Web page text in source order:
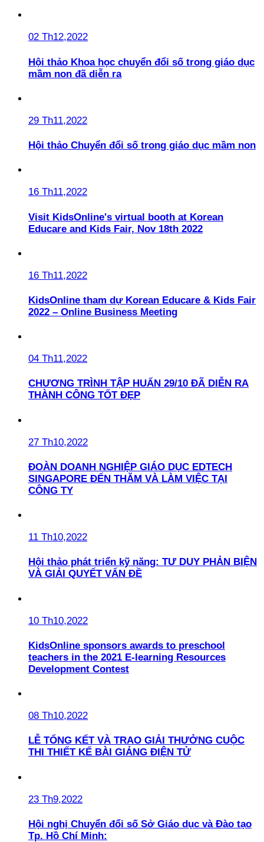
02 Th12,2022
Hội thảo Khoa học chuyển đổi số trong giáo dục
mầm non đã diễn ra
29 Th11,2022
Hội thảo Chuyển đổi số trong giáo dục mầm non
16 Th11,2022
Visit KidsOnline's virtual booth at Korean
Educare and Kids Fair, Nov 18th 2022
16 Th11,2022
KidsOnline tham dự Korean Educare & Kids Fair
2022 – Online Business Meeting
04 Th11,2022
CHƯƠNG TRÌNH TẬP HUẤN 29/10 ĐÃ DIỄN RA
THÀNH CÔNG TỐT ĐẸP
27 Th10,2022
ĐOÀN DOANH NGHIỆP GIÁO DỤC EDTECH
SINGAPORE ĐẾN THĂM VÀ LÀM VIỆC TẠI
CÔNG TY
11 Th10,2022
Hội thảo phát triển kỹ năng: TƯ DUY PHẢN BIỆN
VÀ GIẢI QUYẾT VẤN ĐỀ
10 Th10,2022
KidsOnline sponsors awards to preschool
teachers in the 2021 E-learning Resources
Development Contest
08 Th10,2022
LỄ TỔNG KẾT VÀ TRAO GIẢI THƯỞNG CUỘC
THI THIẾT KẾ BÀI GIẢNG ĐIỆN TỬ
23 Th9,2022
Hội nghị Chuyển đổi số Sở Giáo dục và Đào tạo
Tp. Hồ Chí Minh: